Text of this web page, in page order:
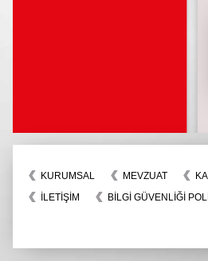
KURUMSAL MEVZUAT
İLETIŞIM
BİLGİ GÜVENLİĞİ